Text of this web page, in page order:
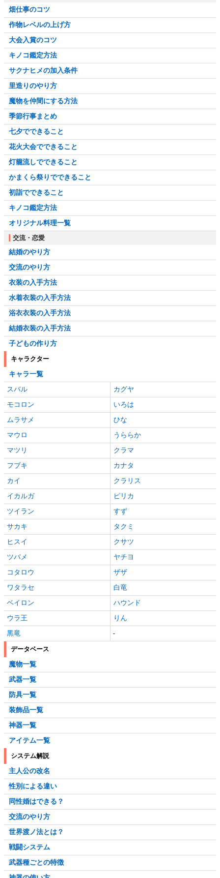
畑仕事のコツ
作物レベルの上げ方
大会入賞のコツ
キノコ鑑定方法
サクナヒメの加入条件
里造りのやり方
魔物を仲間にする方法
季節行事まとめ
七夕でできること
花火大会でできること
灯籠流しでできること
かまくら祭りでできること
初詣でできること
キノコ鑑定方法
オリジナル料理一覧
交流・恋愛
結婚のやり方
交流のやり方
衣装の入手方法
水着衣装の入手方法
浴衣衣装の入手方法
結婚衣装の入手方法
子どもの作り方
キャラクター
キャラ一覧
スバル
カグヤ
モコロン
いろは
ムラサメ
ひな
マウロ
うららか
マツリ
クラマ
フブキ
カナタ
カイ
クラリス
イカルガ
ピリカ
ツイラン
すず
サカキ
タクミ
ヒスイ
クサツ
ツバメ
ヤチヨ
コタロウ
ザザ
ワタラセ
白竜
ベイロン
ハウンド
ウラ王
りん
黒竜
-
データベース
魔物一覧
武器一覧
防具一覧
装飾品一覧
神器一覧
アイテム一覧
システム解説
主人公の改名
性別による違い
同性婚はできる？
交流のやり方
世界渡ノ法とは？
戦闘システム
武器種ごとの特徴